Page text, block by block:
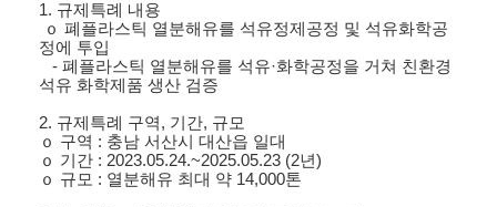
1. 규제특례 내용
ｏ 폐플라스틱 열분해유를 석유정제공정 및 석유화학공
정에 투입
- 폐플라스틱 열분해유를 석유·화학공정을 거쳐 친환경
석유 화학제품 생산 검증
2. 규제특례 구역, 기간, 규모
ｏ 구역 : 충남 서산시 대산읍 일대
ｏ 기간 : 2023.05.24.~2025.05.23 (2년)
ｏ 규모 : 열분해유 최대 약 14,000톤